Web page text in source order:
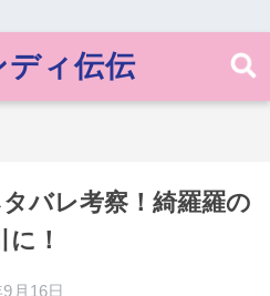
ディ伝伝
バレ考察！綺羅羅の
！
月16日